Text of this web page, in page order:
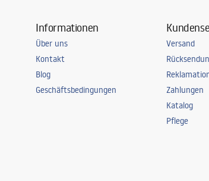
Informationen
Über uns
Kontakt
Blog
Geschäftsbedingungen
Versand
Zahlungen
Katalog
Pflege